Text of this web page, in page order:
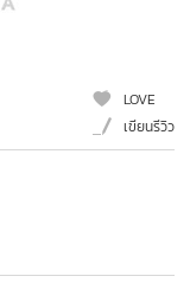
LOVE
เขียนรีวิว